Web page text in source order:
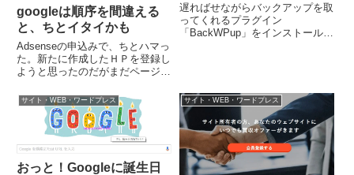
googleは順序を間違える
と、ちとイタイかも
Adsenseの申込みで、ちとハマっ
た。新たに作成したＨＰを登録し
ようと思ったのだがまだページ数
ルを貼られてしまいＮＧのお返
事。ならば、すでに持ってるサイ
トを登録しちゃえ～～～～と、や
ってみたら、今度は「すでに...
遅ればせながらバックアップを取
ってくれるプラグイン
「BackWPup」をインストールし
...
サイト・WEB・ワードプレス
おっと！Googleに誕生日
サイト・WEB・ワードプレス